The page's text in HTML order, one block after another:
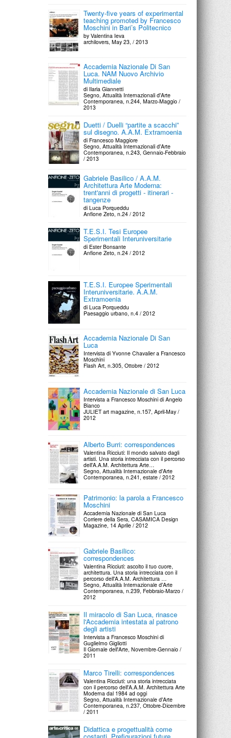
Twenty-five years of experimental
teaching promoted by Francesco
Moschini in Bari’s Politecnico
by Valentina Ieva
archilovers, May 23, / 2013
Accademia Nazionale Di San
Luca. NAM Nuovo Archivio
Multimediale
di Ilaria Giannetti
Segno, Attualità Internazionali d'Arte
Contemporanea, n.244, Marzo-Maggio /
2013
Duetti / Duelli “partite a scacchi”
sul disegno. A.A.M. Extramoenia
di Francesco Maggiore
Segno, Attualità Internazionali d'Arte
Contemporanea, n.243, Gennaio-Febbraio
/ 2013
Gabriele Basilico / A.A.M.
Architettura Arte Moderna:
trent'anni di progetti - itinerari -
tangenze
di Luca Porqueddu
Anfione Zeto, n.24 / 2012
T.E.S.I. Tesi Europee
Sperimentali Interuniversitarie
di Ester Bonsante
Anfione Zeto, n.24 / 2012
T.E.S.I. Europee Sperimentali
Interuniversitarie. A.A.M.
Extramoenia
di Luca Porqueddu
Paesaggio urbano, n.4 / 2012
Accademia Nazionale Di San
Luca
Intervista di Yvonne Chavalier a Francesco
Moschini
Flash Art, n.305, Ottobre / 2012
Accademia Nazionale di San Luca
Intervista a Francesco Moschini di Angelo
Bianco
JULIET art magazine, n.157, April-May /
2012
Alberto Burri: correspondences
Valentina Ricciuti: Il mondo salvato dagli
artisti. Una storia intrecciata con il percorso
dell'A.A.M. Architettura Arte…
Segno, Attualità Internazionale d'Arte
Contemporanea, n.241, estate / 2012
Patrimonio: la parola a Francesco
Moschini
Accademia Nazionale di San Luca
Corriere della Sera, CASAMICA Design
Magazine, 14 Aprile / 2012
Gabriele Basilico:
correspondences
Valentina Ricciuti: ascolto il tuo cuore,
architettura. Una storia intrecciata con il
percorso dell'A.A.M. Architettura …
Segno, Attualità Internazionale d'Arte
Contemporanea, n.239, Febbraio-Marzo /
2012
Il miracolo di San Luca, rinasce
l'Accademia intestata al patrono
degli artisti
Intervista a Francesco Moschini di
Guglielmo Gigliotti
Il Giornale dell'Arte, Novembre-Gennaio /
2011
Marco Tirelli: correspondences
Valentina Ricciuti: una storia intrecciata
con il percorso dell'A.A.M. Architettura Arte
Moderna dal 1984 ad oggi
Segno, Attualità Internazionale d'Arte
Contemporanea, n.237, Ottobre-Dicembre
/ 2011
Didattica e progettualità come